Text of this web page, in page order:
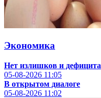
Экономика
Нет излишков и дефицита
05-08-2026 11:05
В открытом диалоге
05-08-2026 11:02